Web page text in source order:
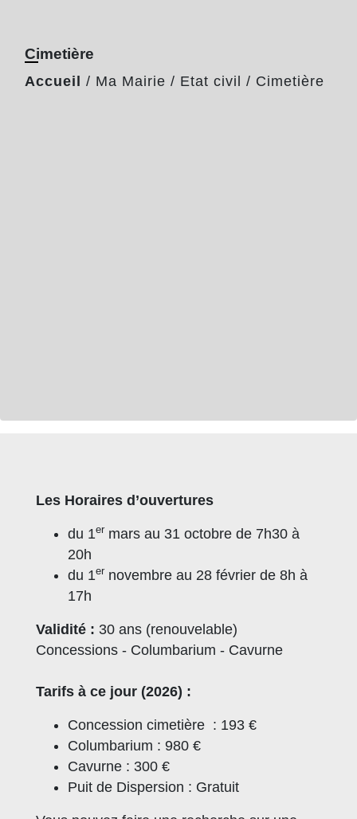
Cimetière
Accueil / Ma Mairie / Etat civil / Cimetière
Les Horaires d’ouvertures
du 1er mars au 31 octobre de 7h30 à
20h
du 1er novembre au 28 février de 8h à
17h
Validité : 30 ans (renouvelable)
Concessions - Columbarium - Cavurne
Tarifs à ce jour (2026) :
Concession cimetière : 193 €
Columbarium : 980 €
Cavurne : 300 €
Puit de Dispersion : Gratuit